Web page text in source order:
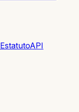
EstatutoAPI